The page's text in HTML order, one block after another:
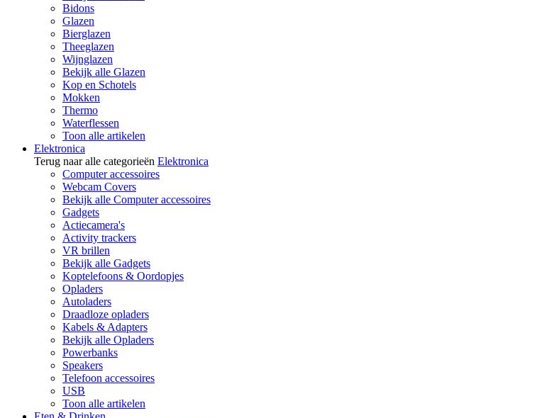
Bidons
Glazen
Bierglazen
Theeglazen
Wijnglazen
Bekijk alle Glazen
Kop en Schotels
Mokken
Thermo
Waterflessen
Toon alle artikelen
Elektronica
Terug naar alle categorieën Elektronica
Computer accessoires
Webcam Covers
Bekijk alle Computer accessoires
Gadgets
Actiecamera's
Activity trackers
VR brillen
Bekijk alle Gadgets
Koptelefoons & Oordopjes
Opladers
Autoladers
Draadloze opladers
Kabels & Adapters
Bekijk alle Opladers
Powerbanks
Speakers
Telefoon accessoires
USB
Toon alle artikelen